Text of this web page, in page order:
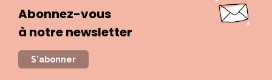
Abonnez-vous
à notre newsletter
S'abonner